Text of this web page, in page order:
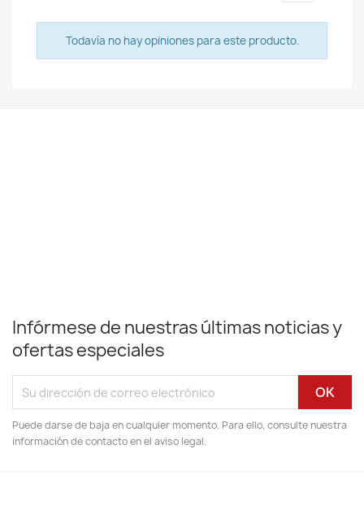
Todavía no hay opiniones para este producto.
Infórmese de nuestras últimas noticias y
ofertas especiales
Puede darse de baja en cualquier momento. Para ello, consulte nuestra
información de contacto en el aviso legal.